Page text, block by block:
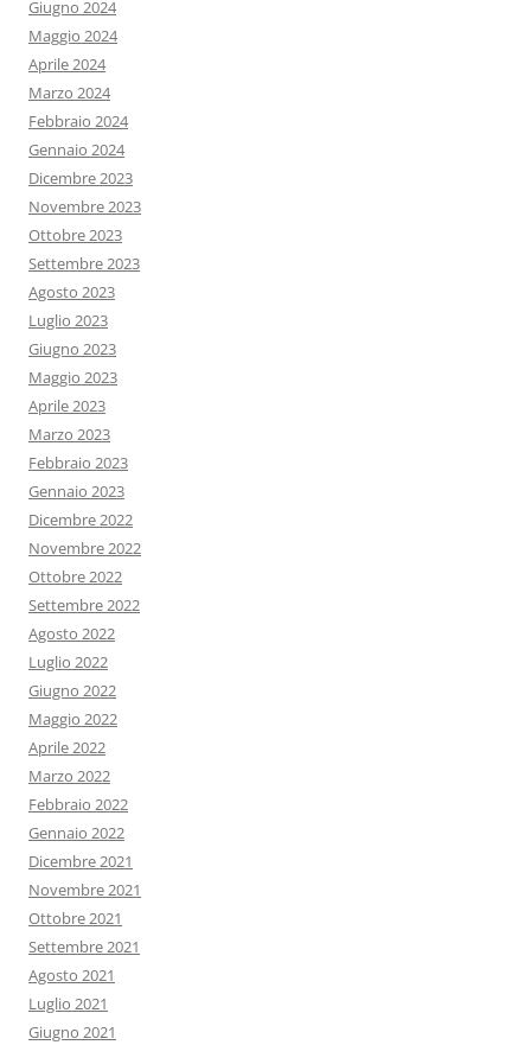
Giugno 2024
Maggio 2024
Aprile 2024
Marzo 2024
Febbraio 2024
Gennaio 2024
Dicembre 2023
Novembre 2023
Ottobre 2023
Settembre 2023
Agosto 2023
Luglio 2023
Giugno 2023
Maggio 2023
Aprile 2023
Marzo 2023
Febbraio 2023
Gennaio 2023
Dicembre 2022
Novembre 2022
Ottobre 2022
Settembre 2022
Agosto 2022
Luglio 2022
Giugno 2022
Maggio 2022
Aprile 2022
Marzo 2022
Febbraio 2022
Gennaio 2022
Dicembre 2021
Novembre 2021
Ottobre 2021
Settembre 2021
Agosto 2021
Luglio 2021
Giugno 2021